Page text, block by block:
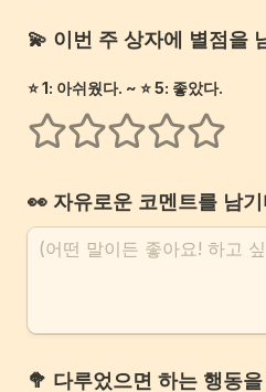
💫 이번 주 상자에 별점을
⭐️ 1: 아쉬웠다. ~ ⭐️ 5: 좋았다.
1개의 별2개의 별3개의 별4개의 별5개의 별
👀 자유로운 코멘트를 남기
🥦 다루었으면 하는 행동